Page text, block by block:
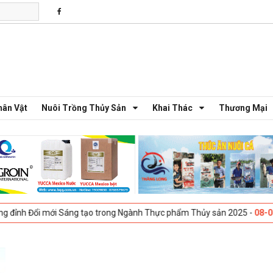
Vật Nuôi Trồng Thủy Sản Khai Thác Thương Mại
mới Sáng tạo trong Ngành Thực phẩm Thủy sản 2025 -08-04-2025